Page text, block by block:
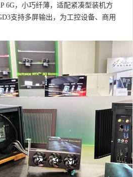
6G，小巧纤薄，适配紧凑型装机方
支持多屏输出，为工控设备、商用